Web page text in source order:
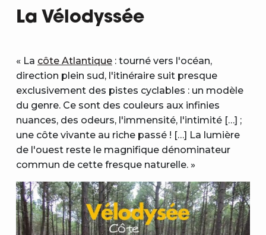
La Vélodyssée
« La côte Atlantique : tourné vers l'océan,
direction plein sud, l'itinéraire suit presque
exclusivement des pistes cyclables : un modèle
du genre. Ce sont des couleurs aux infinies
nuances, des odeurs, l'immensité, l'intimité […] ;
une côte vivante au riche passé ! […] La lumière
de l'ouest reste le magnifique dénominateur
commun de cette fresque naturelle. »